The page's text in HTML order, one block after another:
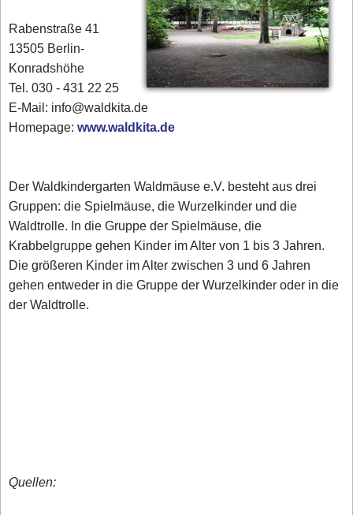
Rabenstraße 41
13505 Berlin-
Konradshöhe
Tel. 030 - 431 22 25‎
E-Mail: info@waldkita.de
Homepage:www.waldkita.de
Der Waldkindergarten Waldmäuse e.V. besteht aus drei
Gruppen: die Spielmäuse, die Wurzelkinder und die
Waldtrolle. In die Gruppe der Spielmäuse, die
Krabbelgruppe gehen Kinder im Alter von 1 bis 3 Jahren.
Die größeren Kinder im Alter zwischen 3 und 6 Jahren
gehen entweder in die Gruppe der Wurzelkinder oder in die
der Waldtrolle.
Quellen: